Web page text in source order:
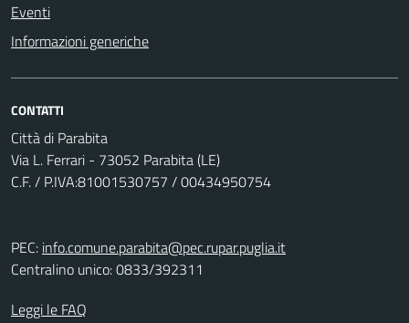
Eventi
Informazioni generiche
CONTATTI
Città di Parabita
Via L. Ferrari - 73052 Parabita (LE)
C.F. / P.IVA:81001530757 / 00434950754
PEC: info.comune.parabita@pec.rupar.puglia.it
Centralino unico: 0833/392311
Leggi le FAQ